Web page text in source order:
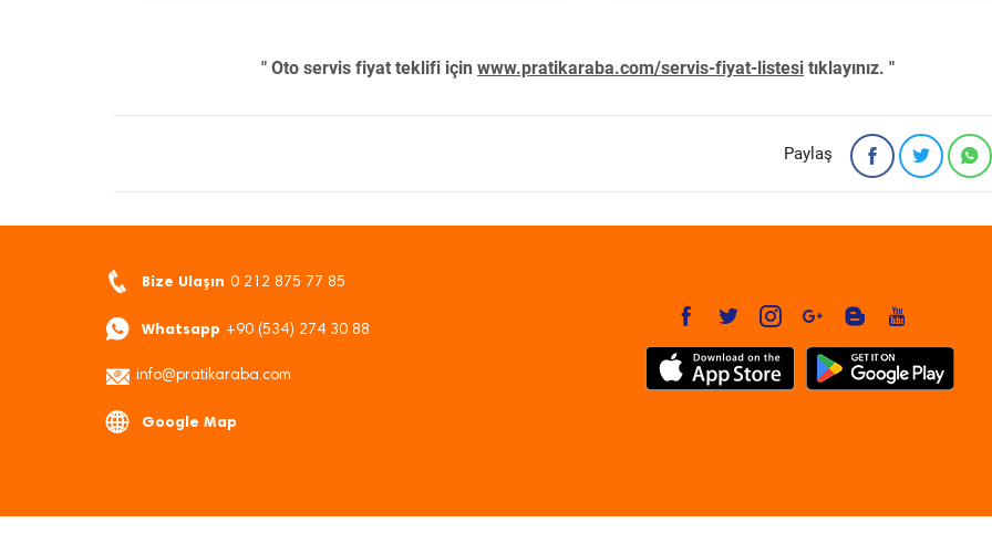
" Oto servis fiyat teklifi için www.pratikaraba.com/servis-fiyat-listesi tıklayınız. "
Paylaş
Bize Ulaşın 0 212 875 77 85
Whatsapp +90 (534) 274 30 88
info@pratikaraba.com
Google Map